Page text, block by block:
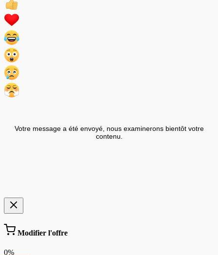
Votre message a été envoyé, nous examinerons bientôt votre
contenu.
Modifier l'offre
0%